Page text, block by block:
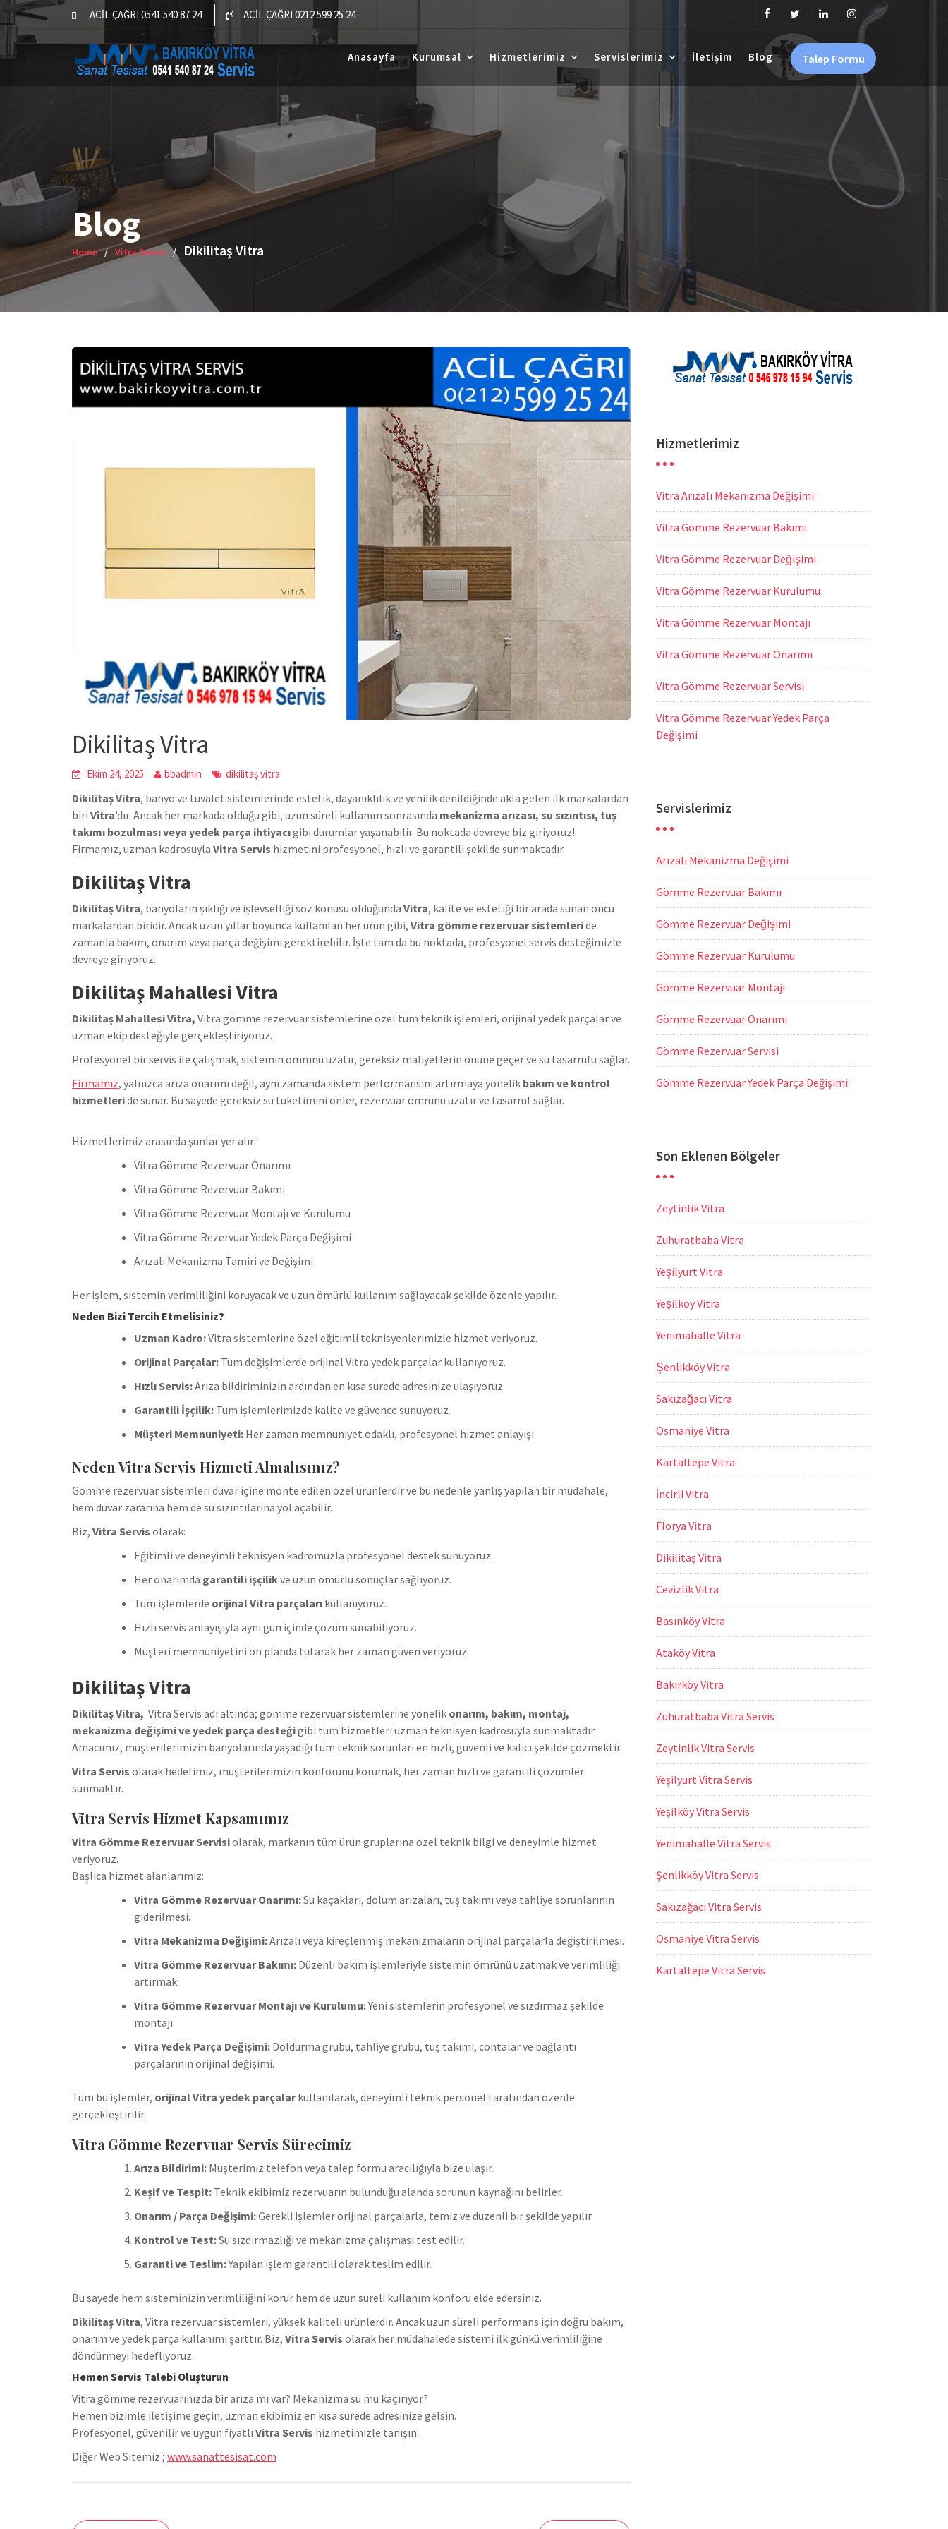
Skip
to
content
ACİL ÇAĞRI 0541 540 87 24 ACİL ÇAĞRI 0212 599 25 24
Talep Formu
Anasayfa Kurumsal Hizmetlerimiz Servislerimiz İletişim Blog
Blog
Home Vitra Servis Dikilitaş Vitra
Dikilitaş Vitra
Ekim 24, 2025 bbadmin dikilitaş vitra
Dikilitaş Vitra, banyo ve tuvalet sistemlerinde estetik, dayanıklılık ve yenilik denildiğinde akla gelen ilk markalardan
biri Vitra’dır. Ancak her markada olduğu gibi, uzun süreli kullanım sonrasında mekanizma arızası, su sızıntısı, tuş
takımı bozulması veya yedek parça ihtiyacıgibi durumlar yaşanabilir. Bu noktada devreye biz giriyoruz!
Firmamız, uzman kadrosuyla Vitra Servis hizmetini profesyonel, hızlı ve garantili şekilde sunmaktadır.
Dikilitaş Vitra
Dikilitaş Vitra, banyoların şıklığı ve işlevselliği söz konusu olduğunda Vitra, kalite ve estetiği bir arada sunan öncü
markalardan biridir. Ancak uzun yıllar boyunca kullanılan her ürün gibi, Vitra gömme rezervuar sistemleride
zamanla bakım, onarım veya parça değişimi gerektirebilir. İşte tam da bu noktada, profesyonel servis desteğimizle
devreye giriyoruz.
Dikilitaş Mahallesi Vitra
Dikilitaş Mahallesi Vitra, Vitra gömme rezervuar sistemlerine özel tüm teknik işlemleri, orijinal yedek parçalar ve
uzman ekip desteğiyle gerçekleştiriyoruz.
Profesyonel bir servis ile çalışmak, sistemin ömrünü uzatır, gereksiz maliyetlerin önüne geçer ve su tasarrufu sağlar.
Firmamız, yalnızca arıza onarımı değil, aynı zamanda sistem performansını artırmaya yönelik bakım ve kontrol
hizmetleride sunar. Bu sayede gereksiz su tüketimini önler, rezervuar ömrünü uzatır ve tasarruf sağlar.
Hizmetlerimiz arasında şunlar yer alır:
Vitra Gömme Rezervuar Onarımı
Vitra Gömme Rezervuar Bakımı
Vitra Gömme Rezervuar Montajı ve Kurulumu
Vitra Gömme Rezervuar Yedek Parça Değişimi
Arızalı Mekanizma Tamiri ve Değişimi
Her işlem, sistemin verimliliğini koruyacak ve uzun ömürlü kullanım sağlayacak şekilde özenle yapılır.
Neden Bizi Tercih Etmelisiniz?
Uzman Kadro:Vitra sistemlerine özel eğitimli teknisyenlerimizle hizmet veriyoruz.
Orijinal Parçalar: Tüm değişimlerde orijinal Vitra yedek parçalar kullanıyoruz.
Hızlı Servis:Arıza bildiriminizin ardından en kısa sürede adresinize ulaşıyoruz.
Garantili İşçilik: Tüm işlemlerimizde kalite ve güvence sunuyoruz.
Müşteri Memnuniyeti: Her zaman memnuniyet odaklı, profesyonel hizmet anlayışı.
Neden Vitra Servis Hizmeti Almalısınız?
Gömme rezervuar sistemleri duvar içine monte edilen özel ürünlerdir ve bu nedenle yanlış yapılan bir müdahale,
hem duvar zararına hem de su sızıntılarına yol açabilir.
Biz, Vitra Servis olarak:
Eğitimli ve deneyimli teknisyen kadromuzla profesyonel destek sunuyoruz.
Her onarımda garantili işçilikve uzun ömürlü sonuçlar sağlıyoruz.
Tüm işlemlerde orijinal Vitra parçaları kullanıyoruz.
Hızlı servis anlayışıyla aynı gün içinde çözüm sunabiliyoruz.
Müşteri memnuniyetini ön planda tutarak her zaman güven veriyoruz.
Dikilitaş Vitra
Dikilitaş Vitra, Vitra Servis adı altında; gömme rezervuar sistemlerine yönelik onarım, bakım, montaj,
mekanizma değişimi ve yedek parça desteğigibi tüm hizmetleri uzman teknisyen kadrosuyla sunmaktadır.
Amacımız, müşterilerimizin banyolarında yaşadığı tüm teknik sorunları en hızlı, güvenli ve kalıcı şekilde çözmektir.
Vitra Servis olarak hedefimiz, müşterilerimizin konforunu korumak, her zaman hızlı ve garantili çözümler
sunmaktır.
Vitra Servis Hizmet Kapsamımız
Vitra Gömme Rezervuar Servisiolarak, markanın tüm ürün gruplarına özel teknik bilgi ve deneyimle hizmet
veriyoruz.
Başlıca hizmet alanlarımız:
Vitra Gömme Rezervuar Onarımı:Su kaçakları, dolum arızaları, tuş takımı veya tahliye sorunlarının
giderilmesi.
Vitra Mekanizma Değişimi:Arızalı veya kireçlenmiş mekanizmaların orijinal parçalarla değiştirilmesi.
Vitra Gömme Rezervuar Bakımı: Düzenli bakım işlemleriyle sistemin ömrünü uzatmak ve verimliliği
artırmak.
Vitra Gömme Rezervuar Montajı ve Kurulumu:Yeni sistemlerin profesyonel ve sızdırmaz şekilde
montajı.
Vitra Yedek Parça Değişimi: Doldurma grubu, tahliye grubu, tuş takımı, contalar ve bağlantı
parçalarının orijinal değişimi.
Tüm bu işlemler, orijinal Vitra yedek parçalarkullanılarak, deneyimli teknik personel tarafından özenle
gerçekleştirilir.
Vitra Gömme Rezervuar Servis Sürecimiz
Arıza Bildirimi: Müşterimiz telefon veya talep formu aracılığıyla bize ulaşır.
Keşif ve Tespit: Teknik ekibimiz rezervuarın bulunduğu alanda sorunun kaynağını belirler.
Onarım / Parça Değişimi:Gerekli işlemler orijinal parçalarla, temiz ve düzenli bir şekilde yapılır.
Kontrol ve Test:Su sızdırmazlığı ve mekanizma çalışması test edilir.
Garanti ve Teslim:Yapılan işlem garantili olarak teslim edilir.
Bu sayede hem sisteminizin verimliliğini korur hem de uzun süreli kullanım konforu elde edersiniz.
Dikilitaş Vitra, Vitra rezervuar sistemleri, yüksek kaliteli ürünlerdir. Ancak uzun süreli performans için doğru bakım,
onarım ve yedek parça kullanımı şarttır. Biz, Vitra Servis olarak her müdahalede sistemi ilk günkü verimliliğine
döndürmeyi hedefliyoruz.
Hemen Servis Talebi Oluşturun
Vitra gömme rezervuarınızda bir arıza mı var? Mekanizma su mu kaçırıyor?
Hemen bizimle iletişime geçin, uzman ekibimiz en kısa sürede adresinize gelsin.
Profesyonel, güvenilir ve uygun fiyatlı Vitra Servis hizmetimizle tanışın.
Diğer Web Sitemiz ; www.sanattesisat.com
Hizmetlerimiz
Vitra Arızalı Mekanizma Değişimi
Vitra Gömme Rezervuar Bakımı
Vitra Gömme Rezervuar Değişimi
Vitra Gömme Rezervuar Kurulumu
Vitra Gömme Rezervuar Montajı
Vitra Gömme Rezervuar Onarımı
Vitra Gömme Rezervuar Servisi
Vitra Gömme Rezervuar Yedek Parça
Değişimi
Servislerimiz
Arızalı Mekanizma Değişimi
Gömme Rezervuar Bakımı
Gömme Rezervuar Değişimi
Gömme Rezervuar Kurulumu
Gömme Rezervuar Montajı
Gömme Rezervuar Onarımı
Gömme Rezervuar Servisi
Gömme Rezervuar Yedek Parça Değişimi
Son Eklenen Bölgeler
Zeytinlik Vitra
Zuhuratbaba Vitra
Yeşilyurt Vitra
Yeşilköy Vitra
Yenimahalle Vitra
Şenlikköy Vitra
Sakızağacı Vitra
Osmaniye Vitra
Kartaltepe Vitra
İncirli Vitra
Florya Vitra
Dikilitaş Vitra
Cevizlik Vitra
Basınköy Vitra
Ataköy Vitra
Bakırköy Vitra
Zuhuratbaba Vitra Servis
Zeytinlik Vitra Servis
Yeşilyurt Vitra Servis
Yeşilköy Vitra Servis
Yenimahalle Vitra Servis
Şenlikköy Vitra Servis
Sakızağacı Vitra Servis
Osmaniye Vitra Servis
Kartaltepe Vitra Servis